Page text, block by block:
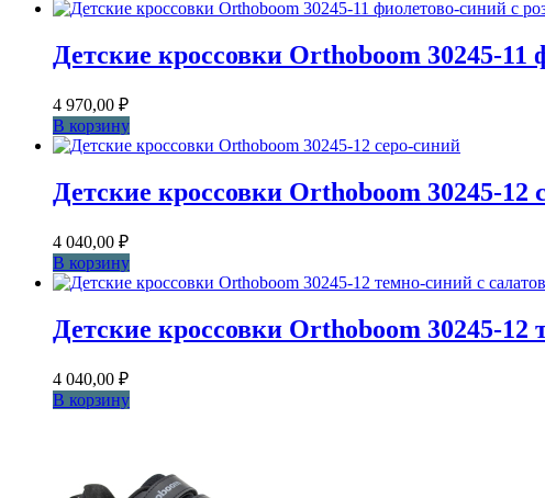
Детские кроссовки Orthoboom 30245-
4 970,00 ₽
В корзину
Детские кроссовки Orthoboom 30245-12
4 040,00 ₽
В корзину
Детские кроссовки Orthoboom 30245-
4 040,00 ₽
В корзину